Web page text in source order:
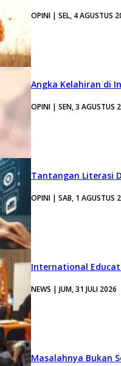
OPINI | SEL, 4 AGUSTUS
Angka Kelahiran di
OPINI | SEN, 3 AGUSTUS
Tantangan Literasi
OPINI | SAB, 1 AGUSTUS
International
NEWS | JUM, 31 JULI 2026
Masalahnya Bukan